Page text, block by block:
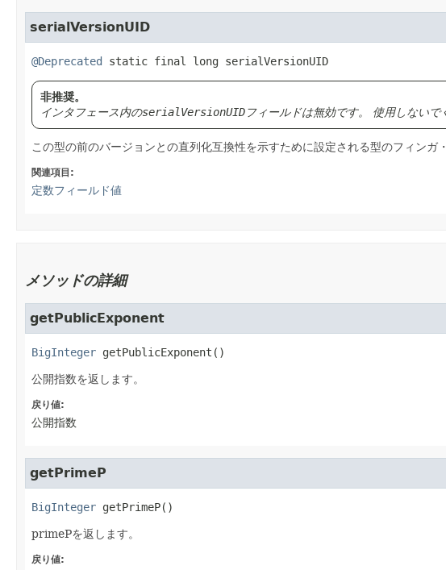
serialVersionUID
@Deprecated static final long serialVersionUID
非推奨。
インタフェース内のserialVersionUIDフィールドは無効です。 使用しないで
この型の前のバージョンとの直列化互換性を示すために設定される型のフィンガ
関連項目:
定数フィールド値
メソッドの詳細
getPublicExponent
BigInteger getPublicExponent ()
公開指数を返します。
戻り値:
公開指数
getPrimeP
BigInteger getPrimeP()
primePを返します。
戻り値: